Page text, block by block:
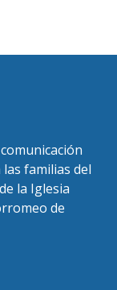
familias del
la Iglesia
de